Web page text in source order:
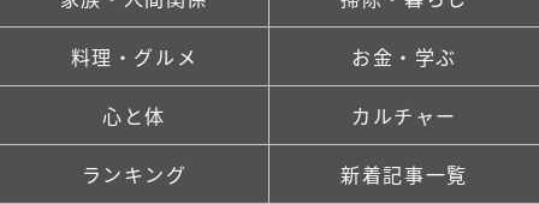
料理・グルメ お金・学ぶ
心と体 カルチャー
ランキング 新着記事一覧